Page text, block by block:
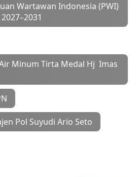
Wartawan Indonesia (PWI)
Minum Tirta Medal Hj Imas
Pol Suyudi Ario Seto